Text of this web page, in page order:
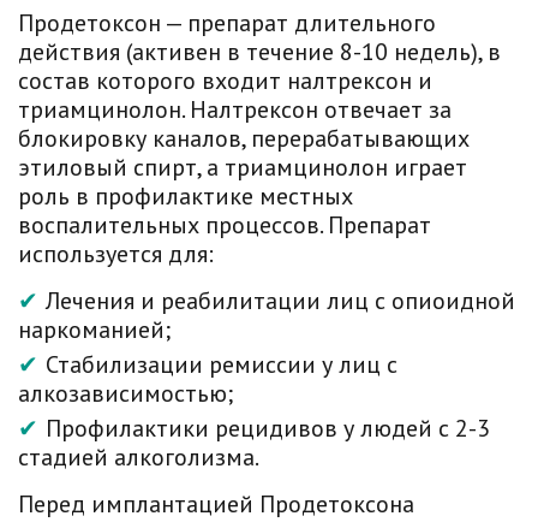
Продетоксон — препарат длительного
действия (активен в течение 8-10 недель), в
состав которого входит налтрексон и
триамцинолон. Налтрексон отвечает за
блокировку каналов, перерабатывающих
этиловый спирт, а триамцинолон играет
роль в профилактике местных
воспалительных процессов. Препарат
используется для:
Лечения и реабилитации лиц с опиоидной
наркоманией;
Стабилизации ремиссии у лиц с
алкозависимостью;
Профилактики рецидивов у людей с 2-3
стадией алкоголизма.
Перед имплантацией Продетоксона